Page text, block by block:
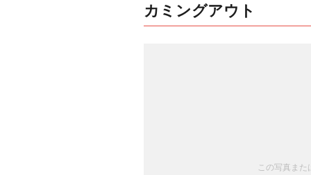
カミングアウト
この写真ま